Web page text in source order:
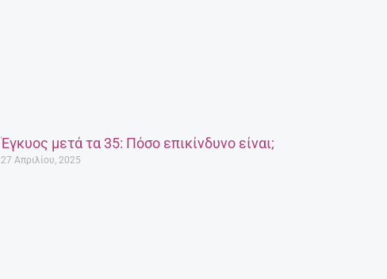
Έγκυος μετά τα 35: Πόσο επικίνδυνο είναι;
27 Απριλίου, 2025